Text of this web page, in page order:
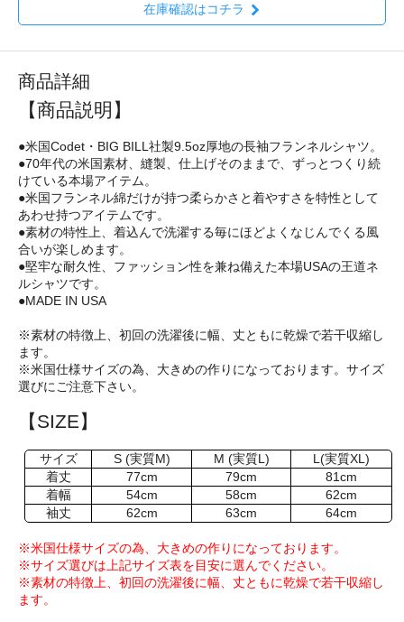
在庫確認はコチラ
商品詳細
【商品説明】
●米国Codet・BIG BILL社製9.5oz厚地の長袖フランネルシャツ。
●70年代の米国素材、縫製、仕上げそのままで、ずっとつくり続
けている本場アイテム。
●米国フランネル綿だけが持つ柔らかさと着やすさを特性として
あわせ持つアイテムです。
●素材の特性上、着込んで洗濯する毎にほどよくなじんでくる風
合いが楽しめます。
●堅牢な耐久性、ファッション性を兼ね備えた本場USAの王道ネ
ルシャツです。
●MADE IN USA
※素材の特徴上、初回の洗濯後に幅、丈ともに乾燥で若干収縮し
ます。
※米国仕様サイズの為、大きめの作りになっております。サイズ
選びにご注意下さい。
【SIZE】
サイズ S (実質M) M (実質L)
L(実質XL)
着丈
77cm 79cm
81cm
着幅
54cm 58cm
62cm
袖丈
62cm 63cm 64cm
※米国仕様サイズの為、大きめの作りになっております。
※サイズ選びは上記サイズ表を目安に選んでください。
※素材の特徴上、初回の洗濯後に幅、丈ともに乾燥で若干収縮し
ます。